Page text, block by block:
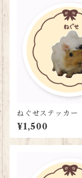
ねぐせステッカー
¥1,500